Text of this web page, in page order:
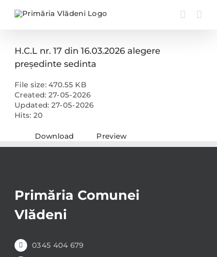
H.C.L nr. 17 din 16.03.2026 alegere
președinte sedinta
File size: 470.55 KB
Created: 27-05-2026
Updated: 27-05-2026
Hits: 20
Download Preview
Primăria Comunei
Vlădeni
0345 404 679